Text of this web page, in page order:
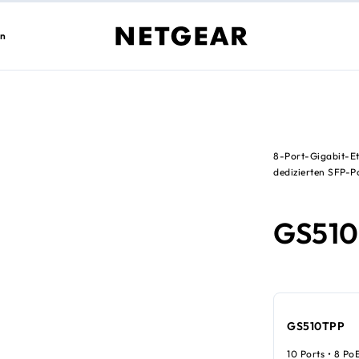
8-Port-Gigabit-
dedizierten SFP-
GS510TPP
10 Ports • 8